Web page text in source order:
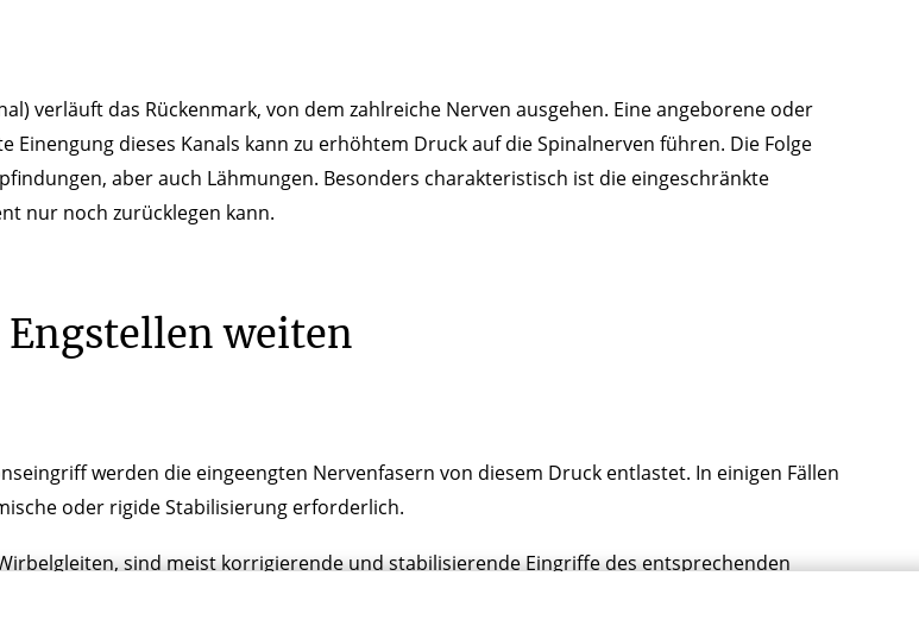
verläuft das Rückenmark, von dem zahlreiche Nerven ausgehen. Eine angeborene oder
Einengung dieses Kanals kann zu erhöhtem Druck auf die Spinalnerven führen. Die Folge
aber auch Lähmungen. Besonders charakteristisch ist die eingeschränkte
nur noch zurücklegen kann.
weiten
werden die eingeengten Nervenfasern von diesem Druck entlastet. In einigen Fällen
oder rigide Stabilisierung erforderlich.
sind meist korrigierende und stabilisierende Eingriffe des entsprechenden